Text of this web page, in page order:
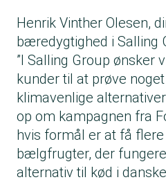
Henrik Vinther Olesen,
bæredygtighed i Salling
”I Salling Group ønsker
kunder til at prøve
klimavenlige
op om kampagnen fra
hvis formål er at få
bælgfrugter, der
alternativ til kød i